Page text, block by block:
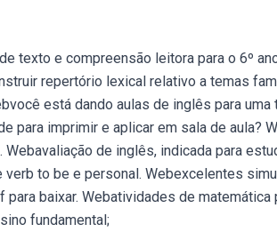
texto e compreensão leitora para o 6º
repertório lexical relativo a temas
está dando aulas de inglês para uma
para imprimir e aplicar em sala de aula?
de inglês, indicada para
to be e personal. Webexcelentes
baixar. Webatividades de matemática
fundamental;